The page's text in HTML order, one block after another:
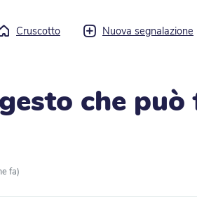
Cruscotto Nuova segnalazione
che può
fa)